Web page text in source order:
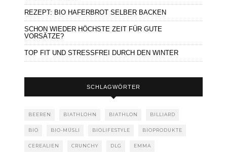
REZEPT: BIO HAFERBROT SELBER BACKEN
SCHON WIEDER HÖCHSTE ZEIT FÜR GUTE
VORSÄTZE?
TOP FIT UND STRESSFREI DURCH DEN WINTER
SCHLAGWÖRTER
BEEREN BIATHLOHN BIATHLON BILLIARD
BIO BIO-MÜSLI BIOLIFESTYLE BIOPRODUKTE
CEREALIEN CRUNCHY DLG EMMA